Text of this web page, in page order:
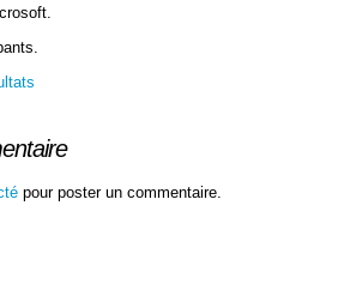
pour poster un commentaire.